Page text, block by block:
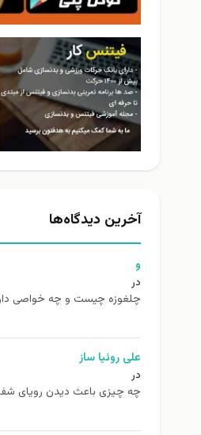
آخرین دیدگاه‌ها
و
در
چلغوزه چیست و چه خواصی
علی روئیا ساز
در
چه چیزی باعث دیدن رویای